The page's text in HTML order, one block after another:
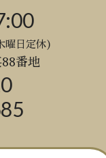
曜日定休)
番地